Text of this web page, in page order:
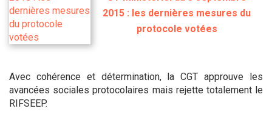
2015 : les dernières mesures du
protocole votées
Avec cohérence et détermination, la CGT approuve les
avancées sociales protocolaires mais rejette totalement le
RIFSEEP.